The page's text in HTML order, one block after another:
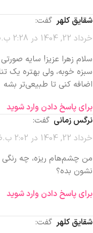
شقایق کلهر گفت:
خرداد 22, 1404 در 2:28 ب.ظ
سلام زهرا عزیز! سایه
سبزه خوبه، ولی بهتره یک
اضافه کنی تا طبیعی‌تر بشه
برای پاسخ دادن وارد شوید
نرگس زمانی گفت:
خرداد 22, 1404 در 2:02 ب.ظ
من چشم‌هام ریزه، چه رنگی
نشون بده؟
برای پاسخ دادن وارد شوید
شقایق کلهر گفت: